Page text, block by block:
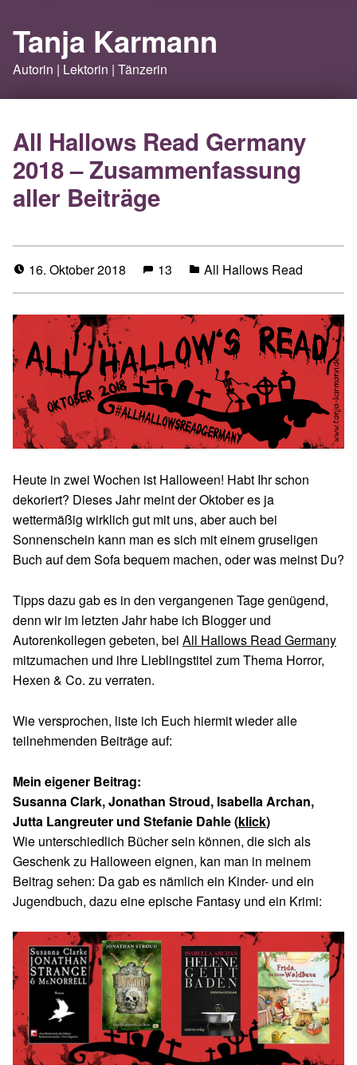
Tanja Karmann
Autorin | Lektorin | Tänzerin
All Hallows Read Germany
2018 – Zusammenfassung
aller Beiträge
16. Oktober 2018 13 All Hallows Read
Heute in zwei Wochen ist Halloween! Habt Ihr schon
dekoriert? Dieses Jahr meint der Oktober es ja
wettermäßig wirklich gut mit uns, aber auch bei
Sonnenschein kann man es sich mit einem gruseligen
Buch auf dem Sofa bequem machen, oder was meinst Du?
Tipps dazu gab es in den vergangenen Tage genügend,
denn wir im letzten Jahr habe ich Blogger und
Autorenkollegen gebeten, bei All Hallows Read Germany
mitzumachen und ihre Lieblingstitel zum Thema Horror,
Hexen & Co. zu verraten.
Wie versprochen, liste ich Euch hiermit wieder alle
teilnehmenden Beiträge auf:
Mein eigener Beitrag:
Susanna Clark, Jonathan Stroud, Isabella Archan,
Jutta Langreuter und Stefanie Dahle (klick)
Wie unterschiedlich Bücher sein können, die sich als
Geschenk zu Halloween eignen, kan man in meinem
Beitrag sehen: Da gab es nämlich ein Kinder- und ein
Jugendbuch, dazu eine epische Fantasy und ein Krimi: